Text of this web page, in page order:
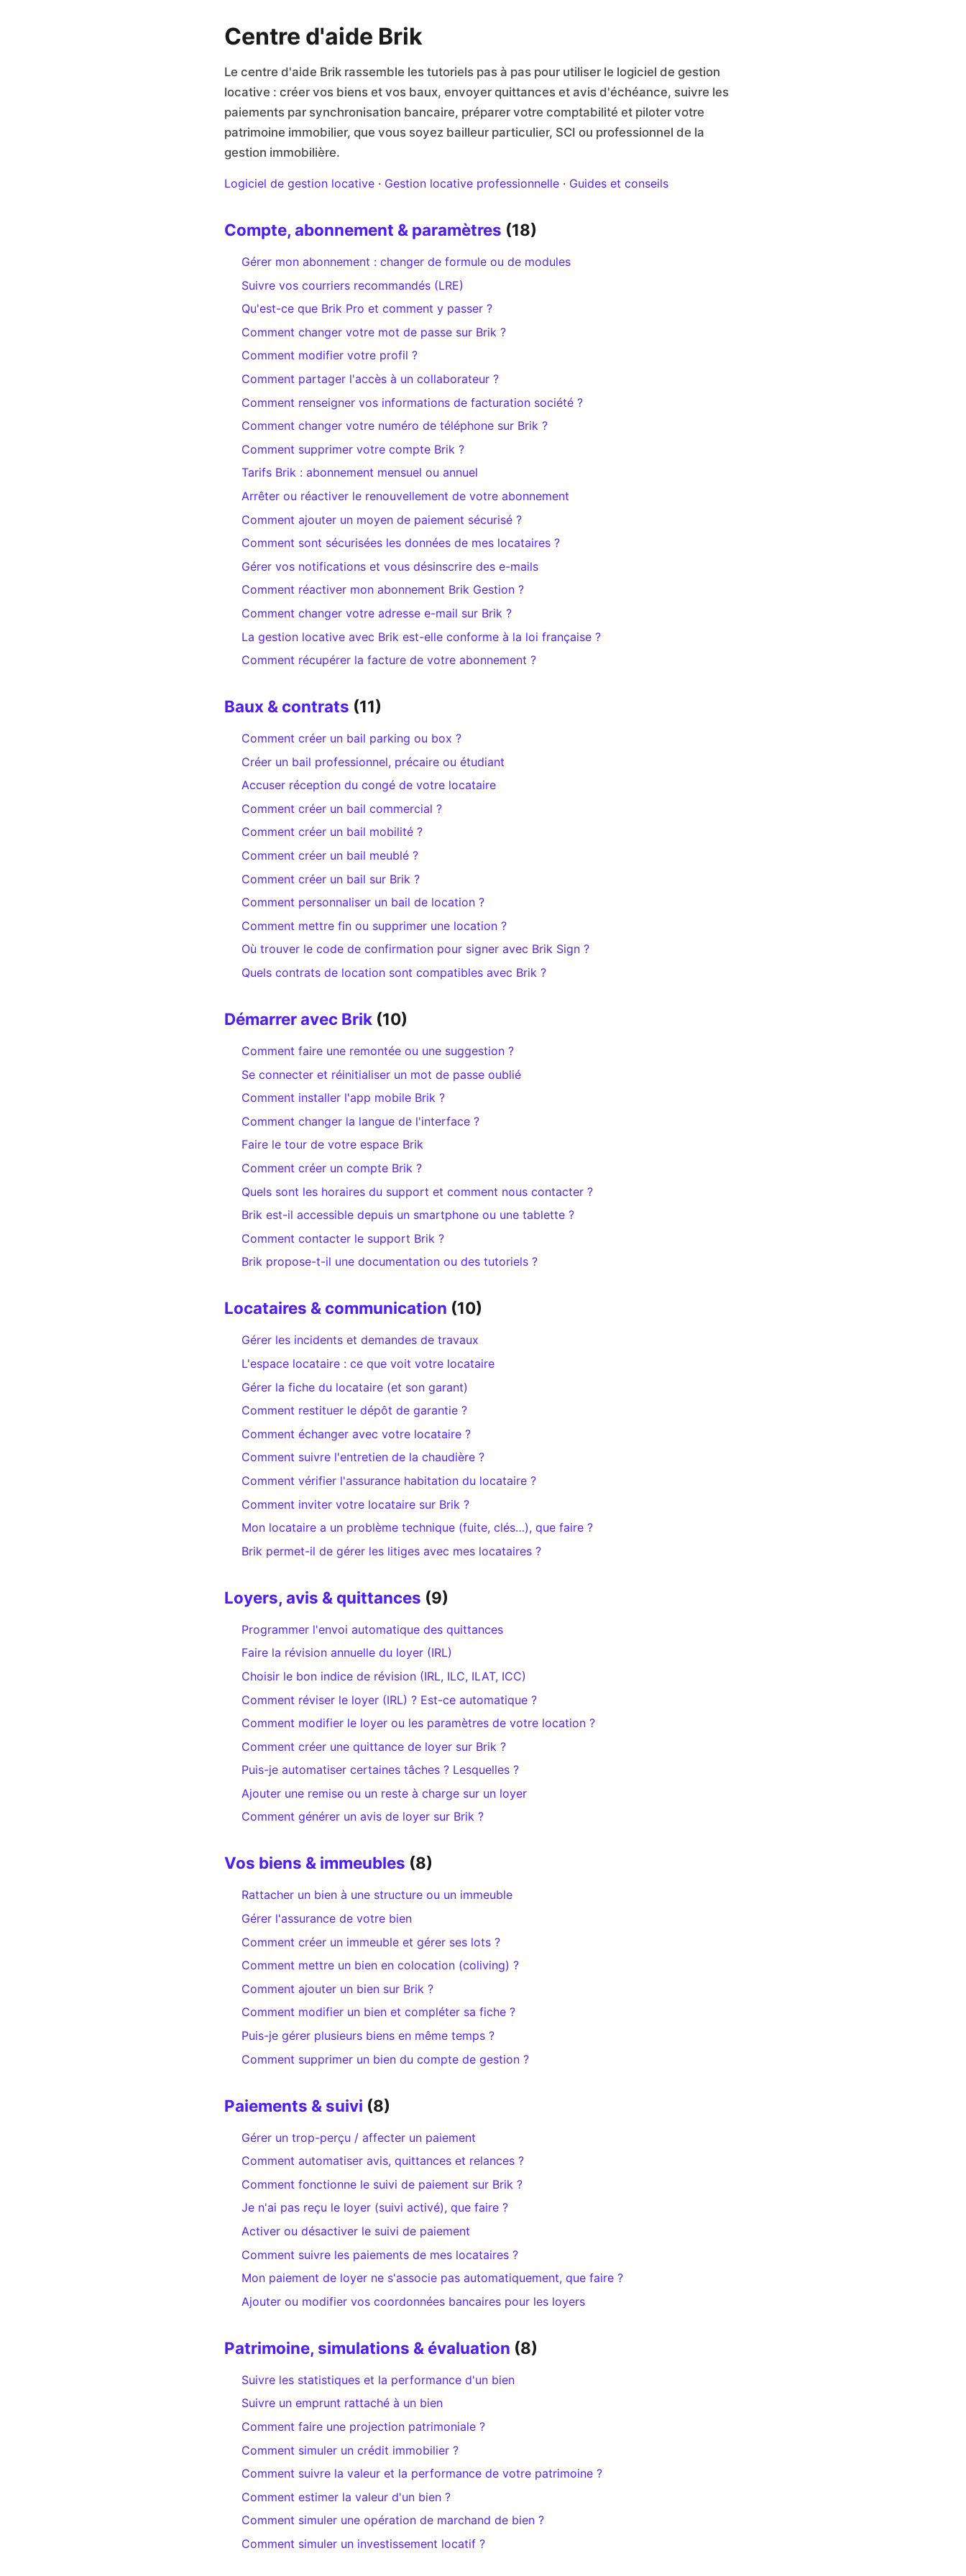
Centre d'aide Brik
Le centre d'aide Brik rassemble les tutoriels pas à pas pour utiliser le logiciel de gestion
locative : créer vos biens et vos baux, envoyer quittances et avis d'échéance, suivre les
paiements par synchronisation bancaire, préparer votre comptabilité et piloter votre
patrimoine immobilier, que vous soyez bailleur particulier, SCI ou professionnel de la
gestion immobilière.
Logiciel de gestion locative · Gestion locative professionnelle · Guides et conseils
Compte, abonnement & paramètres (18)
Gérer mon abonnement : changer de formule ou de modules
Suivre vos courriers recommandés (LRE)
Qu'est-ce que Brik Pro et comment y passer ?
Comment changer votre mot de passe sur Brik ?
Comment modifier votre profil ?
Comment partager l'accès à un collaborateur ?
Comment renseigner vos informations de facturation société ?
Comment changer votre numéro de téléphone sur Brik ?
Comment supprimer votre compte Brik ?
Tarifs Brik : abonnement mensuel ou annuel
Arrêter ou réactiver le renouvellement de votre abonnement
Comment ajouter un moyen de paiement sécurisé ?
Comment sont sécurisées les données de mes locataires ?
Gérer vos notifications et vous désinscrire des e-mails
Comment réactiver mon abonnement Brik Gestion ?
Comment changer votre adresse e-mail sur Brik ?
La gestion locative avec Brik est-elle conforme à la loi française ?
Comment récupérer la facture de votre abonnement ?
Baux & contrats (11)
Comment créer un bail parking ou box ?
Créer un bail professionnel, précaire ou étudiant
Accuser réception du congé de votre locataire
Comment créer un bail commercial ?
Comment créer un bail mobilité ?
Comment créer un bail meublé ?
Comment créer un bail sur Brik ?
Comment personnaliser un bail de location ?
Comment mettre fin ou supprimer une location ?
Où trouver le code de confirmation pour signer avec Brik Sign ?
Quels contrats de location sont compatibles avec Brik ?
Démarrer avec Brik (10)
Comment faire une remontée ou une suggestion ?
Se connecter et réinitialiser un mot de passe oublié
Comment installer l'app mobile Brik ?
Comment changer la langue de l'interface ?
Faire le tour de votre espace Brik
Comment créer un compte Brik ?
Quels sont les horaires du support et comment nous contacter ?
Brik est-il accessible depuis un smartphone ou une tablette ?
Comment contacter le support Brik ?
Brik propose-t-il une documentation ou des tutoriels ?
Locataires & communication (10)
Gérer les incidents et demandes de travaux
L'espace locataire : ce que voit votre locataire
Gérer la fiche du locataire (et son garant)
Comment restituer le dépôt de garantie ?
Comment échanger avec votre locataire ?
Comment suivre l'entretien de la chaudière ?
Comment vérifier l'assurance habitation du locataire ?
Comment inviter votre locataire sur Brik ?
Mon locataire a un problème technique (fuite, clés…), que faire ?
Brik permet-il de gérer les litiges avec mes locataires ?
Loyers, avis & quittances (9)
Programmer l'envoi automatique des quittances
Faire la révision annuelle du loyer (IRL)
Choisir le bon indice de révision (IRL, ILC, ILAT, ICC)
Comment réviser le loyer (IRL) ? Est-ce automatique ?
Comment modifier le loyer ou les paramètres de votre location ?
Comment créer une quittance de loyer sur Brik ?
Puis-je automatiser certaines tâches ? Lesquelles ?
Ajouter une remise ou un reste à charge sur un loyer
Comment générer un avis de loyer sur Brik ?
Vos biens & immeubles (8)
Rattacher un bien à une structure ou un immeuble
Gérer l'assurance de votre bien
Comment créer un immeuble et gérer ses lots ?
Comment mettre un bien en colocation (coliving) ?
Comment ajouter un bien sur Brik ?
Comment modifier un bien et compléter sa fiche ?
Puis-je gérer plusieurs biens en même temps ?
Comment supprimer un bien du compte de gestion ?
Paiements & suivi (8)
Gérer un trop-perçu / affecter un paiement
Comment automatiser avis, quittances et relances ?
Comment fonctionne le suivi de paiement sur Brik ?
Je n'ai pas reçu le loyer (suivi activé), que faire ?
Activer ou désactiver le suivi de paiement
Comment suivre les paiements de mes locataires ?
Mon paiement de loyer ne s'associe pas automatiquement, que faire ?
Ajouter ou modifier vos coordonnées bancaires pour les loyers
Patrimoine, simulations & évaluation (8)
Suivre les statistiques et la performance d'un bien
Suivre un emprunt rattaché à un bien
Comment faire une projection patrimoniale ?
Comment simuler un crédit immobilier ?
Comment suivre la valeur et la performance de votre patrimoine ?
Comment estimer la valeur d'un bien ?
Comment simuler une opération de marchand de bien ?
Comment simuler un investissement locatif ?